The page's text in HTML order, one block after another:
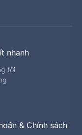
nhanh
tôi
& Chính sách